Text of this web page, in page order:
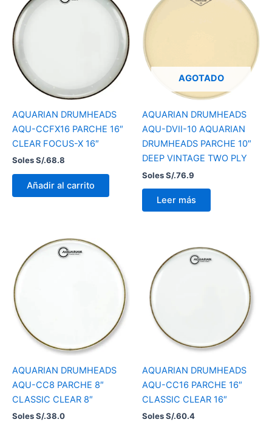
AQUARIAN DRUMHEADS
AQU-CCFX16 PARCHE 16″
CLEAR FOCUS-X 16″
Soles S/.68.8
Añadir al carrito
AGOTADO
AQUARIAN DRUMHEADS
AQU-DVII-10 AQUARIAN
DRUMHEADS PARCHE 10″
DEEP VINTAGE TWO PLY
Soles S/.76.9
Leer más
AQUARIAN DRUMHEADS
AQU-CC8 PARCHE 8″
CLASSIC CLEAR 8″
Soles S/.38.0
AQUARIAN DRUMHEADS
AQU-CC16 PARCHE 16″
CLASSIC CLEAR 16″
Soles S/.60.4